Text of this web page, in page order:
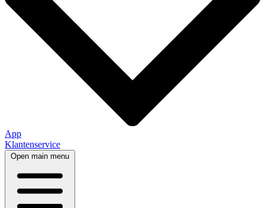
App
Klantenservice
Open main menu